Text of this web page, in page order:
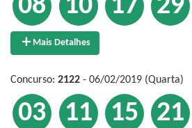
08 10 17 29
Mais Detalhes
Concurso: 2122 - 06/02/2019 (Quarta)
03 11 15 21